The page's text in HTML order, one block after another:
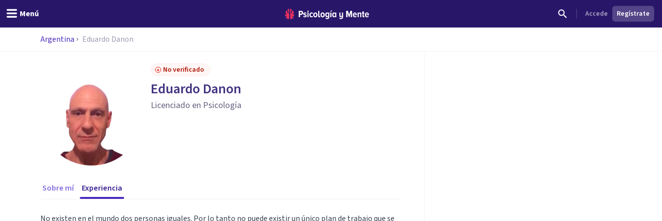
Menú Accede Regístrate
Argentina Eduardo Danon
No verificado
Eduardo Danon
Licenciado en Psicología
Sobre mí Experiencia
No existen en el mundo dos personas iguales. Por lo tanto no puede existir un único plan de trabajo que se